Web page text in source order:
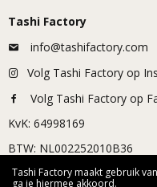
Tashi Factory
info@tashifactory.com
Volg Tashi Factory op
Volg Tashi Factory op
KvK: 64998169
BTW: NL002252010B36
Tashi Factory maakt gebruik
ga je hiermee akkoord.